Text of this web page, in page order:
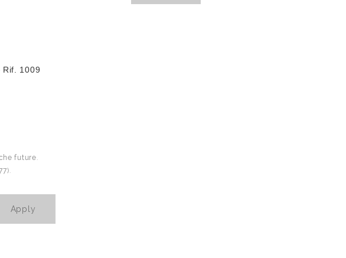
Rif. 1009
future.
Apply